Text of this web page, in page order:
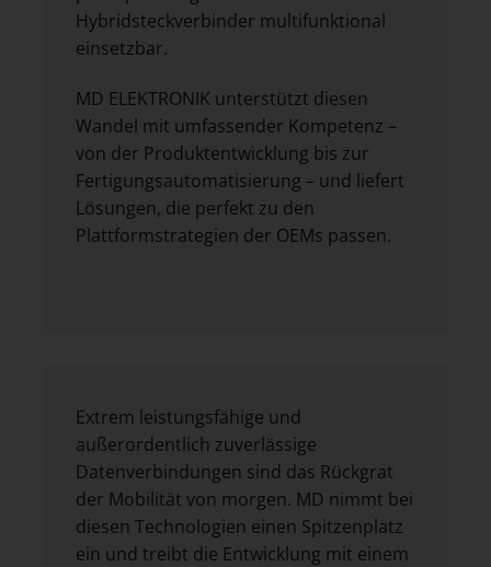
Hybridsteckverbinder multifunktional
einsetzbar.
MD ELEKTRONIK unterstützt diesen
Wandel mit umfassender Kompetenz –
von der Produktentwicklung bis zur
Fertigungsautomatisierung – und liefert
Lösungen, die perfekt zu den
Plattformstrategien der OEMs passen.
Extrem leistungsfähige und
außerordentlich zuverlässige
Datenverbindungen sind das Rückgrat
der Mobilität von morgen. MD nimmt bei
diesen Technologien einen Spitzenplatz
ein und treibt die Entwicklung mit einem